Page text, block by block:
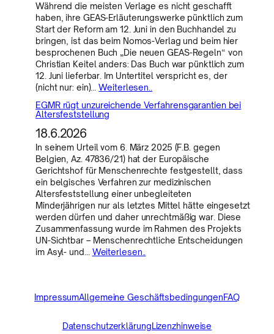
Während die meisten Verlage es nicht geschafft
haben, ihre GEAS-Erläuterungswerke pünktlich zum
Start der Reform am 12. Juni in den Buchhandel zu
bringen, ist das beim Nomos-Verlag und beim hier
besprochenen Buch „Die neuen GEAS-Regeln“ von
Christian Keitel anders: Das Buch war pünktlich zum
12. Juni lieferbar. Im Untertitel verspricht es, der
(nicht nur: ein)…Weiterlesen..
EGMR rügt unzureichende Verfahrensgarantien bei
Altersfeststellung
18.6.2026
In seinem Urteil vom 6. März 2025 (F.B. gegen
Belgien, Az. 47836/21) hat der Europäische
Gerichtshof für Menschenrechte festgestellt, dass
ein belgisches Verfahren zur medizinischen
Altersfeststellung einer unbegleiteten
Minderjährigen nur als letztes Mittel hätte eingesetzt
werden dürfen und daher unrechtmäßig war. Diese
Zusammenfassung wurde im Rahmen des Projekts
UN-Sichtbar – Menschenrechtliche Entscheidungen
im Asyl- und… Weiterlesen..
ImpressumAllgemeine GeschäftsbedingungenFAQ
DatenschutzerklärungLizenzhinweise